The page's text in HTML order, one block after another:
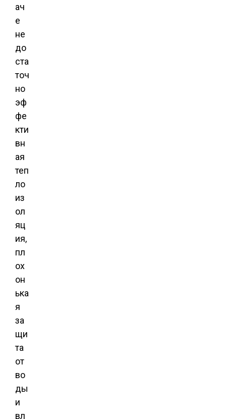
ач
е
не
до
ста
точ
но
эф
фе
кти
вн
ая
теп
ло
из
ол
яц
ия,
пл
ох
он
ька
я
за
щи
та
от
во
ды
и
вл